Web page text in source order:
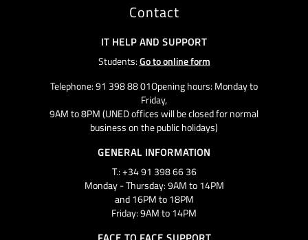
Contact
IT HELP AND SUPPORT
Students:Go to online form
Telephone: 91 398 88 01Opening hours: Monday to
Friday,
9AM to 8PM (UNED offices will be closed for normal
business on the public holidays)
GENERAL INFORMATION
T.: +34 91 398 66 36
Monday - Thursday: 9AM to 14PM
and 16PM to 18PM
Friday: 9AM to 14PM